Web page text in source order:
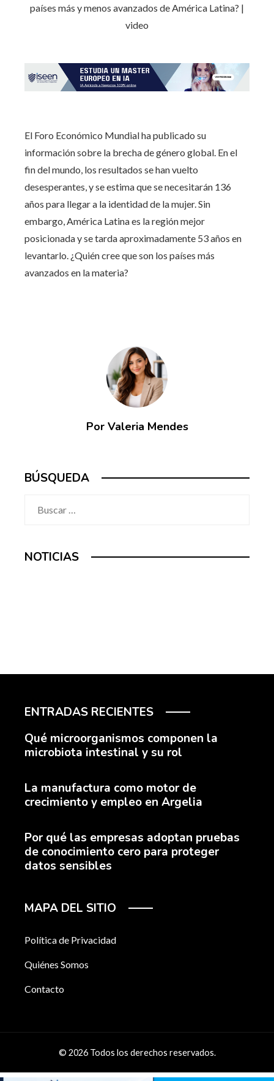
El Foro Económico Mundial ha publicado su
información sobre la brecha de género global. En el
fin del mundo, los resultados se han vuelto
desesperantes, y se estima que se necesitarán 136
años para llegar a la identidad de la mujer. Sin
embargo, América Latina es la región mejor
posicionada y se tarda aproximadamente 53 años en
levantarlo. ¿Quién cree que son los países más
avanzados en la materia?
Por Valeria Mendes
BÚSQUEDA
NOTICIAS
ENTRADAS RECIENTES
Qué microorganismos componen la
microbiota intestinal y su rol
La manufactura como motor de
crecimiento y empleo en Argelia
Por qué las empresas adoptan pruebas
de conocimiento cero para proteger
datos sensibles
MAPA DEL SITIO
Política de Privacidad
Quiénes Somos
Contacto
© 2026 Todos los derechos reservados.